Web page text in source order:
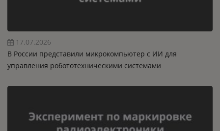
17.07.2026
В России представили микрокомпьютер с ИИ для
управления робототехническими системами